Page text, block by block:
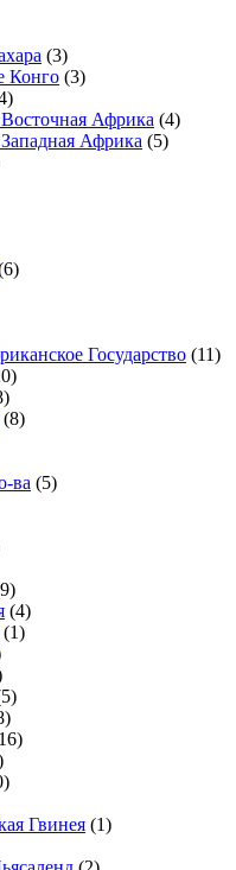
(3)
Конго (3)
Африка (4)
Африка (5)
Государство (11)
(8)
ва (5)
(4)
(1)
Гвинея (1)